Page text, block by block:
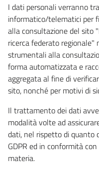
I dati personali verranno
informatico/telematici per
alla consultazione del sito
ricerca federato
strumentali alla
forma automatizzata e
aggregata al fine di
sito, nonché per motivi di
Il trattamento dei dati
modalità volte ad
dati, nel rispetto di quanto
GDPR ed in conformità
materia.